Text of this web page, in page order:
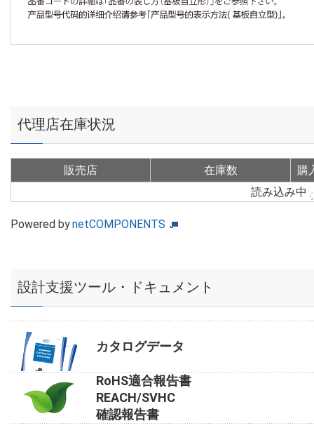
代理店在庫状況
販売店 在庫数
購
読み込み中
Powered bynetCOMPONENTS
設計支援ツール・ドキュメント
カタログデータ
RoHS適合報告書
REACH/SVHC
確認報告書